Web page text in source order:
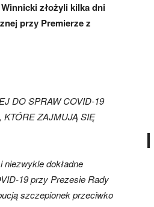
złożyli kilka dni
przy Premierze z
DO SPRAW COVID-19
KTÓRE ZAJMUJĄ SIĘ
niezwykle dokładne
19 przy Prezesie Rady
szczepionek przeciwko